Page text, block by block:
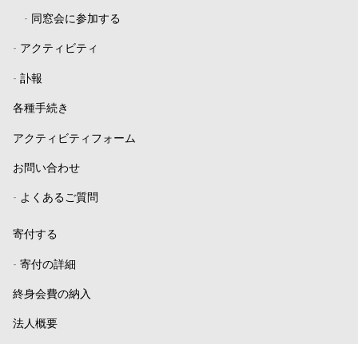
- 同窓会に参加する
- アクティビティ
- 訃報
各種手続き
アクティビティフォーム
お問い合わせ
- よくあるご質問
寄付する
- 寄付の詳細
終身会費の納入
法人概要